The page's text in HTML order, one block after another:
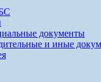
документы
и иные